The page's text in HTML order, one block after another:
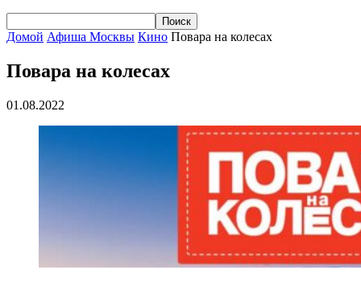
Домой Афиша Москвы Кино Повара на колесах
Повара на колесах
01.08.2022